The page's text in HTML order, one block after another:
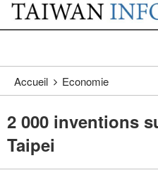
Passer au contenu principal
:::
Accueil Economie
2 000 inventions
Taipei